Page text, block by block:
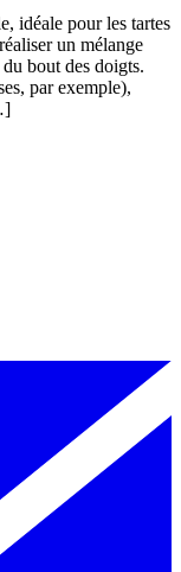
idéale pour les tartes
un mélange
bout des doigts.
par exemple),